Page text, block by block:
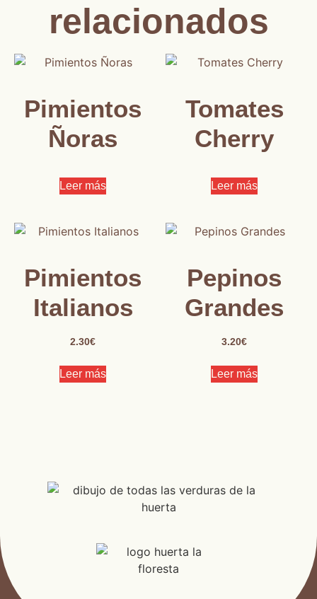
relacionados
Pimientos
Ñoras
Leer más
Tomates
Cherry
Leer más
Pimientos
Italianos
2.30€
Leer más
Pepinos
Grandes
3.20€
Leer más